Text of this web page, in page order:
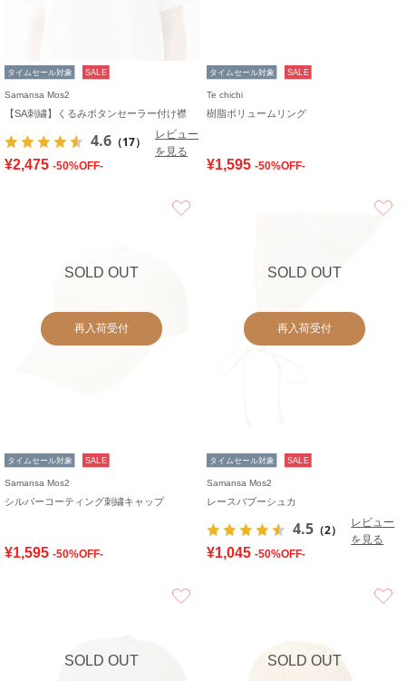
タイムセール対象 SALE
Samansa Mos2
【SA刺繍】くるみボタンセーラー付け襟
4.6 （17）
レビュー
を見る
¥2,475 -50%OFF-
タイムセール対象 SALE
Te chichi
樹脂ボリュームリング
¥1,595 -50%OFF-
SOLD OUT
再入荷受付
タイムセール対象 SALE
Samansa Mos2
シルバーコーティング刺繍キャップ
¥1,595 -50%OFF-
SOLD OUT
再入荷受付
タイムセール対象 SALE
Samansa Mos2
レースバブーシュカ
4.5 （2）
レビュー
を見る
¥1,045 -50%OFF-
SOLD OUT SOLD OUT